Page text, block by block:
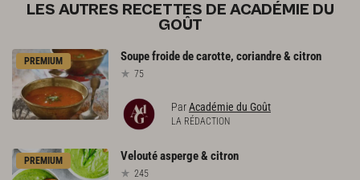
LES AUTRES RECETTES DE ACADÉMIE DU
GOÛT
PREMIUM Soupefroidedecarotte, coriandre& citron
75
ParAcadémie du Goût
LA RÉDACTION
PREMIUM Veloutéasperge& citron
245